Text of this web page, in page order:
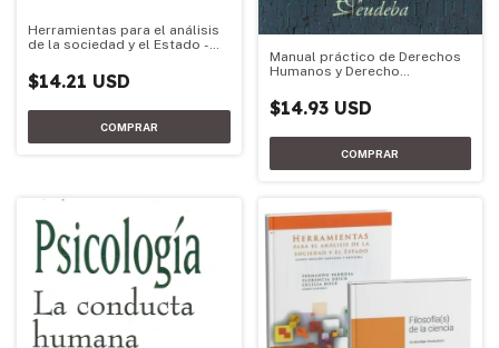
Herramientas para el análisis
de la sociedad y el Estado -
$14.21 USD
Manual práctico de Derechos
Humanos y Derecho
$14.93 USD